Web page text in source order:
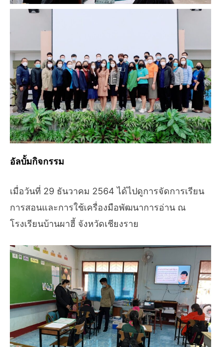
อัลบั้มกิจกรรม
เมื่อวันที่ 29 ธันวาคม 2564 ได้ไปดูการจัดการเรียน
การสอนและการใช้เครื่องมือพัฒนาการอ่าน ณ
โรงเรียนบ้านผาฮี้ จังหวัดเชียงราย